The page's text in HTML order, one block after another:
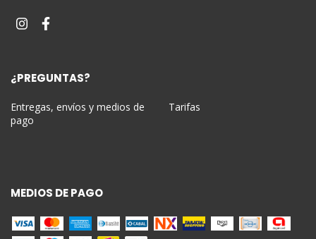
¿PREGUNTAS?
Entregas, envíos y medios de
pago
Tarifas
MEDIOS DE PAGO